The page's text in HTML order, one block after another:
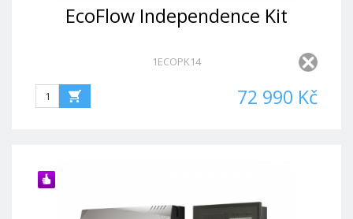
EcoFlow Independence Kit
1ECOPK14
72 990 Kč